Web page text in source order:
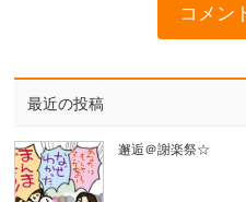
最近の投稿
邂逅＠謝楽祭☆